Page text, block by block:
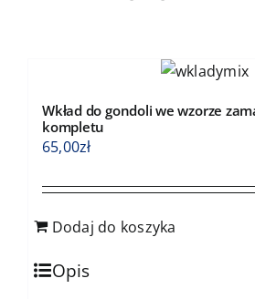
Wkład do gondoli we wzorze
kompletu
65,00zł
Dodaj do koszyka
Opis